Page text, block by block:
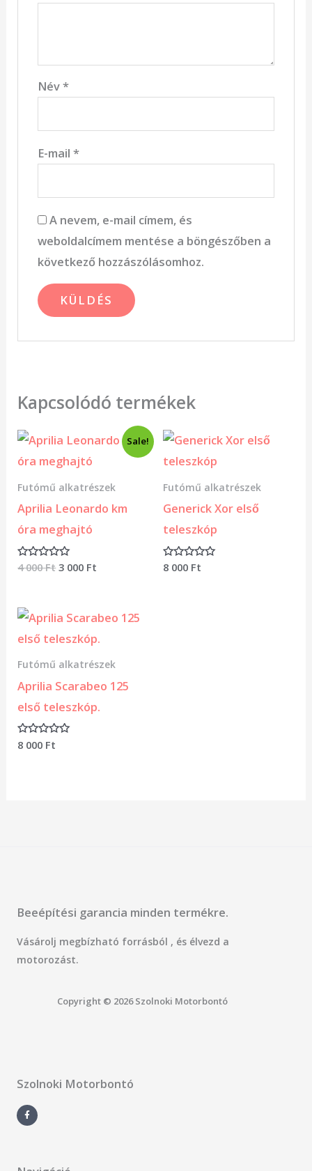
Név*
E-mail *
A nevem, e-mail címem, és
weboldalcímem mentése a böngészőben a
következő hozzászólásomhoz.
Kapcsolódó termékek
Sale!
Futómű alkatrészek
Aprilia Leonardo km
óra meghajtó
Értékelés:
4 000Ft
Original
price
was:
000 Ft.
3 000 Ft
Current
price
000 Ft.
Futómű alkatrészek
Generick Xor első
teleszkóp
Értékelés:
8 000 Ft
Futómű alkatrészek
Aprilia Scarabeo 125
első teleszkóp.
Értékelés:
8 000 Ft
Beeépítési garancia minden termékre.
Vásárolj megbízható forrásból , és élvezd a
motorozást.
Copyright © 2026 Szolnoki Motorbontó
Szolnoki Motorbontó
a
c
e
-